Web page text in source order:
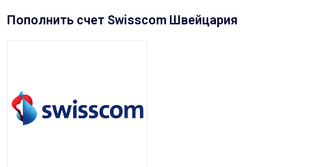
Пополнить счет Swisscom Швейцария